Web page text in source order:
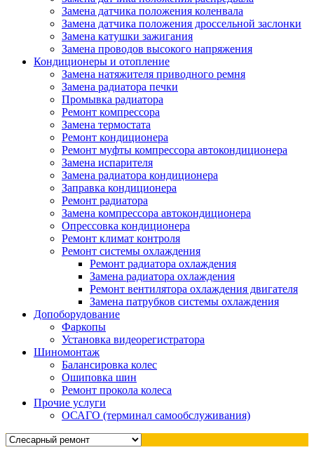
Замена датчика положения коленвала
Замена датчика положения дроссельной заслонки
Замена катушки зажигания
Замена проводов высокого напряжения
Кондиционеры и отопление
Замена натяжителя приводного ремня
Замена радиатора печки
Промывка радиатора
Ремонт компрессора
Замена термостата
Ремонт кондиционера
Ремонт муфты компрессора автокондиционера
Замена испарителя
Замена радиатора кондиционера
Заправка кондиционера
Ремонт радиатора
Замена компрессора автокондиционера
Опрессовка кондиционера
Ремонт климат контроля
Ремонт системы охлаждения
Ремонт радиатора охлаждения
Замена радиатора охлаждения
Ремонт вентилятора охлаждения двигателя
Замена патрубков системы охлаждения
Допоборудование
Фаркопы
Установка видеорегистратора
Шиномонтаж
Балансировка колес
Ошиповка шин
Ремонт прокола колеса
Прочие услуги
ОСАГО (терминал самообслуживания)